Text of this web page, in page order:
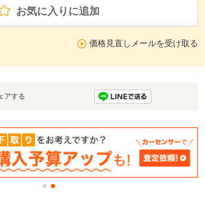
お気に入りに追加
価格見直しメールを受け取る
アする